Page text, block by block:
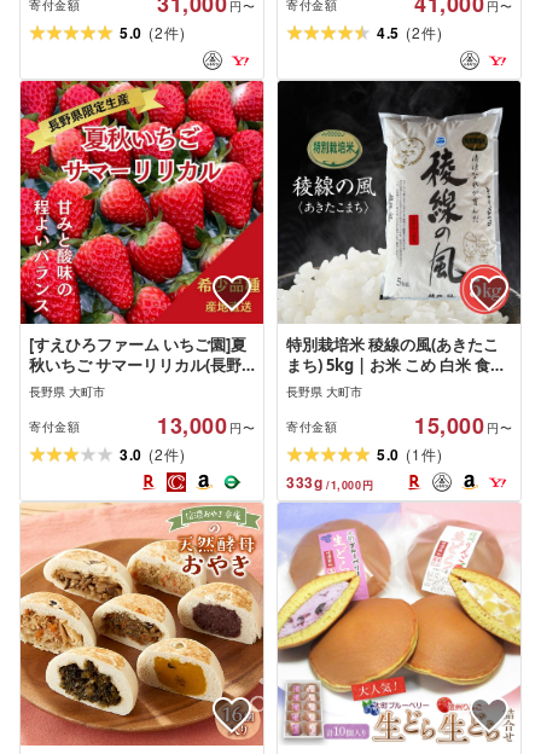
ャンプー リンス コンディショ
ナー
寄付金額 円〜
5.0 (2件)
寄付金額 円〜
4.5 (2件)
[すえひろファーム いちご園]夏
秋いちご サマーリリカル(長野
県限定生産)1箱(30〜36粒)×2 苺
イチゴ ストロベリー 果物 フル
ーツ 7月 8月 北アルプス 雪解け
水 信州 スイーツ | 苺 イチゴ 果
物 フルーツ 人気 おすすめ 送料
長野県 大町市
寄付金額 13,000 円〜
3.0 (2件)
特別栽培米 稜線の風(あきたこ
まち) 5kg | お米 こめ 白米 食品
人気 おすすめ 送料無料
長野県 大町市
寄付金額 15,000 円〜
5.0 (1件)
333g /1,000円